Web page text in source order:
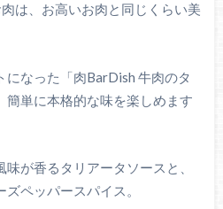
は、お高いお肉と同じくらい美
になった「肉BarDish 牛肉のタ
簡単に本格的な味を楽しめます
が香るタリアータソースと、
ペッパースパイス。